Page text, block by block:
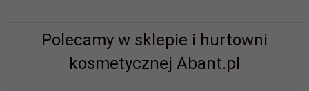
Polecamy w sklepie i hurtowni
kosmetycznej Abant.pl